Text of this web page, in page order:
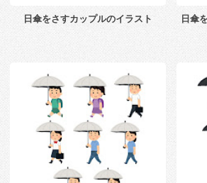
日傘をさすカップルのイラスト 日傘